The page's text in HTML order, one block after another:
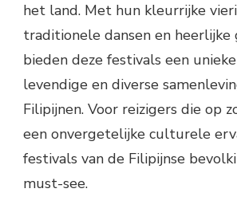
het land. Met hun kleurrijke
traditionele dansen en heerlijke
bieden deze festivals een
levendige en diverse
Filipijnen. Voor reizigers die op
een onvergetelijke culturele
festivals van de Filipijnse
must-see.